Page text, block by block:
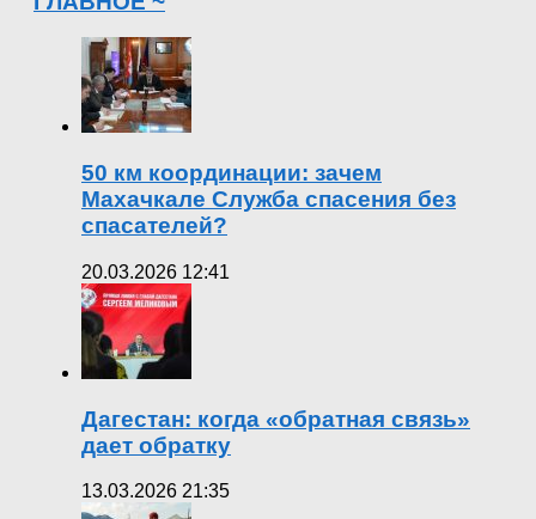
50 км координации: зачем
Махачкале Служба спасения без
спасателей?
20.03.2026 12:41
Дагестан: когда «обратная связь»
дает обратку
13.03.2026 21:35